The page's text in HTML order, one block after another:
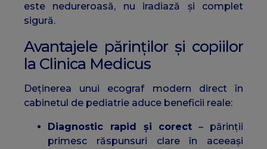
este nedureroasă, nu iradiază și complet
sigură.
Avantajele părinților și copiilor
la Clinica Medicus
Deținerea unui ecograf modern direct în
cabinetul de pediatrie aduce beneficii reale:
Diagnostic rapid și corect – părinții
primesc răspunsuri clare în aceeași